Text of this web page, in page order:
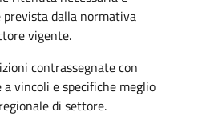
prevista dalla normativa
vigente.
contrassegnate con
vincoli e specifiche meglio
di settore.